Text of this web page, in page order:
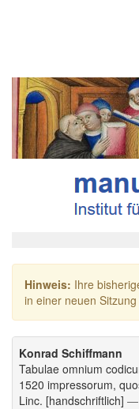
Hinweis: Ihre
in einer neuen Sitzung
Konrad Schiffmann
Tabulae omnium
1520 impressorum,
Linc. [handschriftlich] —